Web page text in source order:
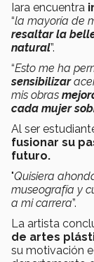
Iara encuentra
“la mayoría de
resaltar la
natural”.
“Esto me ha
sensibilizar
mis obras
cada mujer
Al ser
fusionar su
futuro.
"Quisiera
museografía y
a mi carrera”.
La artista
de artes
su motivación